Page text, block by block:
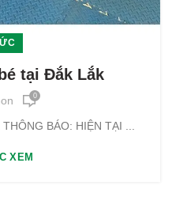
tại Đắk Lắk
0
BÁO: HIỆN TẠI ...
XEM